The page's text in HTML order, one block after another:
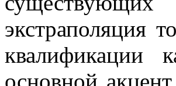
экстраполяция
квалификации
основной